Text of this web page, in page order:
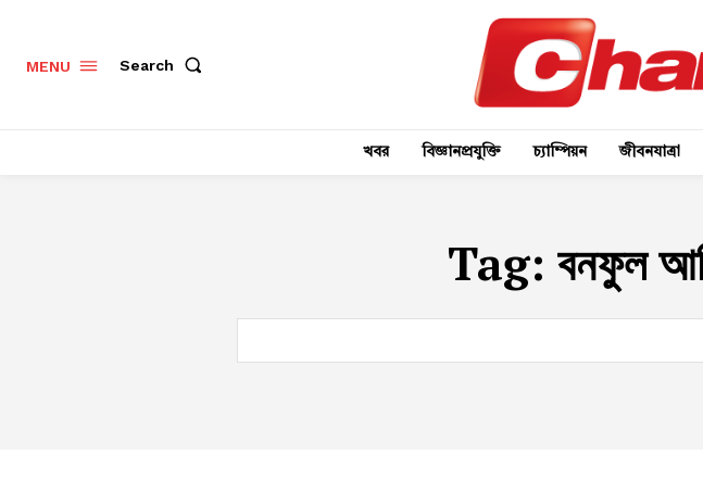
MENU Search
খবর বিজ্ঞানপ্রযুক্তি চ্যাম্পিয়ন জীবনযাত্রা
Tag: বনফুল